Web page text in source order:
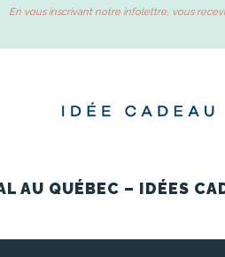
En vous inscrivant notre infolettre, vous
AU QUÉBEC – IDÉES